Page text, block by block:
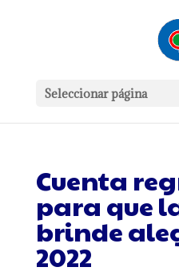
Seleccionar página
Cuenta
para que
brinde
2022